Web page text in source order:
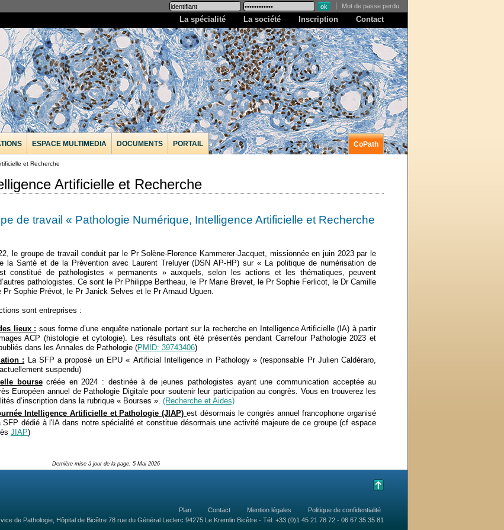
Mot de passe perdu
Contact
Inscription
La société
La spécialité
ESPACE MULTIMEDIA DOCUMENTS PORTAIL CoPath
et Recherche
Artificielle et Recherche
de travail « Pathologie Numérique, Intelligence Artificielle et Recherche
le groupe de travail conduit par le Pr Solène-Florence Kammerer-Jacquet, missionnée en juin 2023 par le
la Santé et de la Prévention avec Laurent Treluyer (DSN AP-HP) sur « La politique de numérisation de
constitué de pathologistes « permanents » auxquels, selon les actions et les thématiques, peuvent
pathologistes. Ce sont le Pr Philippe Bertheau, le Pr Marie Brevet, le Pr Sophie Ferlicot, le Dr Camille
Pr Sophie Prévot, le Pr Janick Selves et le Pr Arnaud Uguen.
sont entreprises :
lieux : sous forme d’une enquête nationale portant sur la recherche en Intelligence Artificielle (IA) à partir
ACP (histologie et cytologie). Les résultats ont été présentés pendant Carrefour Pathologie 2023 et
dans les Annales de Pathologie (PMID: 39743406)
: La SFP a proposé un EPU « Artificial Intelligence in Pathology » (responsable Pr Julien Caldéraro,
suspendu)
boursecréée en 2024 : destinée à de jeunes pathologistes ayant une communication acceptée au
Européen annuel de Pathologie Digitale pour soutenir leur participation au congrès. Vous en trouverez les
d’inscription dans la rubrique « Bourses ». (Recherche et Aides)
Intelligence Artificielle et Pathologie (JIAP) est désormais le congrès annuel francophone organisé
SFP dédié à l'IA dans notre spécialité et constitue désormais une activité majeure de ce groupe (cf espace
JIAP)
Dernière mise à jour de la page: 5 Mai 2026
Politique de confidentialité
Mention légales
Contact
Plan
de Pathologie, Hôpital de Bicêtre 78 rue du Général Leclerc 94275 Le Kremlin Bicêtre - Tél: +33 (0)1 45 21 78 72 - 06 67 35 35 81